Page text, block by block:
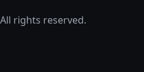
rights reserved.